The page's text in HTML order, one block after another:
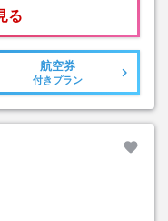
る
航空券
付きプラン